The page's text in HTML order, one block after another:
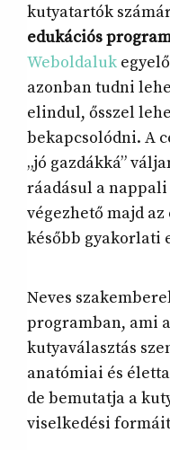
kutyatartók
edukációs
Weboldaluk
azonban tudni
elindul, ősszel
bekapcsolódni. A
„jó gazdákká”
ráadásul a
végezhető majd
később gyakorlati
Neves
programban, ami
kutyaválasztás
anatómiai és
de bemutatja a
viselkedési